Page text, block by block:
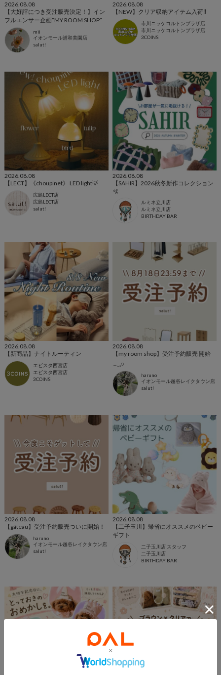
2026.08.08
【大好評につき受注販売決定！】イン
フルエンサー企画“MY ROOM SHOP”
mii
イオンモール浦和美園店
salut!
2026.08.08
【NEW】クリア収納アイテム入荷‼️
市川ニッケコルトンプラザ店
市川ニッケコルトンプラザ店
3COINS
2026.08.08
【LECT】《choupinet》 LED light💡
広島LECT店
広島LECT店
salut!
2026.08.08
【SAHIR】2026秋冬新作コレクション
🫧
ルミネ立川店
ルミネ立川店
BIRTHDAY BAR
2026.08.08
【新商品】ナイトルーティン
エビスタ西宮店
エビスタ西宮店
3COINS
2026.08.08
【my room shop】受注予約販売 開始
𓂃𓈒𓏸
haruno
イオンモール越谷レイクタウン店
salut!
2026.08.08
【gâteau】受注予約販売ついに開始！
haruno
イオンモール越谷レイクタウン店
salut!
2026.08.08
【二子玉川】帰省にオススメのベビー
ギフト
二子玉川店 スタッフ
二子玉川店
BIRTHDAY BAR